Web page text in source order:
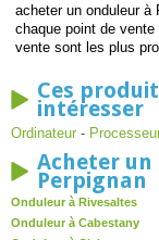
acheter un onduleur à
chaque point de
vente sont les plus
Ces
intéresser
Ordinateur -
Acheter
Perpignan
Onduleur à Rivesaltes
Onduleur à Cabestany